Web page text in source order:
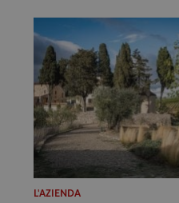
L'AZIENDA